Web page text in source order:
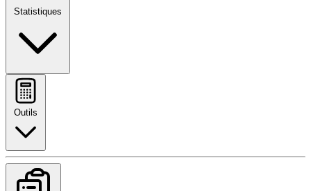
Statistiques
Outils